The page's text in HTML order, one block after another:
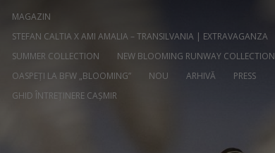
MAGAZIN
STEFAN CALTIA X AMI AMALIA – TRANSILVANIA | EXTRAVAGANZA
SUMMER COLLECTION
NEW BLOOMING RUNWAY COLLECTION
OASPEȚI LA BFW „BLOOMING”
NOU ARHIVĂ
PRESS
GHID ÎNTREȚINERE CAȘMIR